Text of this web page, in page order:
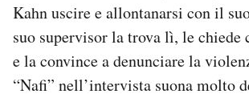
Kahn uscire e allontanarsi con il
suo supervisor la trova lì, le chiede
e la convince a denunciare la
“Nafi” nell’intervista suona molto